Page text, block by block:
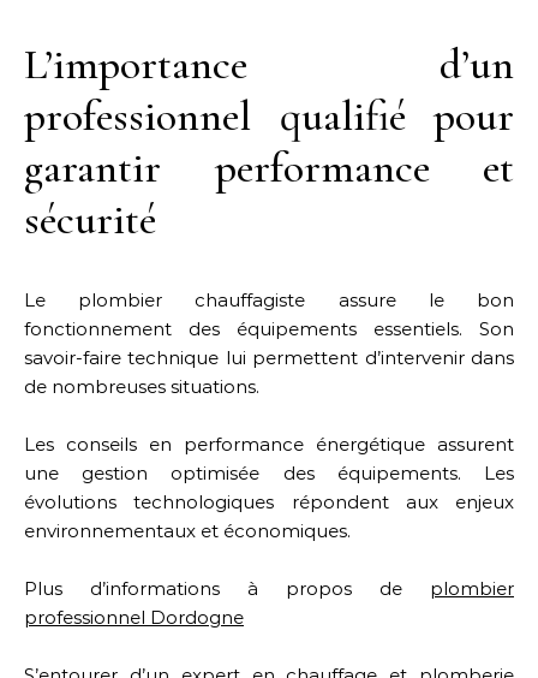
L’importance d’un
professionnel qualifié pour
garantir performance et
sécurité
Le plombier chauffagiste assure le bon
fonctionnement des équipements essentiels. Son
savoir-faire technique lui permettent d’intervenir dans
de nombreuses situations.
Les conseils en performance énergétique assurent
une gestion optimisée des équipements. Les
évolutions technologiques répondent aux enjeux
environnementaux et économiques.
Plus d’informations à propos de plombier
professionnel Dordogne